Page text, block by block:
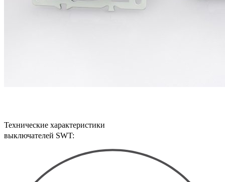
Технические характеристики
выключателей SWT: